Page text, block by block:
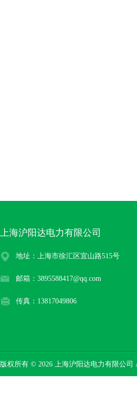
上海沪阳达电力有限公司
地址：上海市徐汇区宜山路515号
邮箱：3895588417@qq.com
传真：13817049806
版权所有 © 2026 上海沪阳达电力有限公司